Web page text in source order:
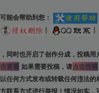
能会帮助到您：
| |
同时也开启了创作分成，投稿用
查看如果需要投稿，请点击投稿
任何方式发布或转载任何违法的